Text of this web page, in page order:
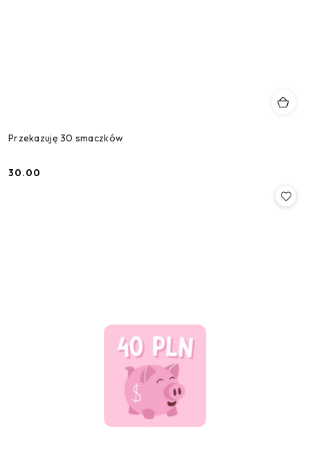
Przekazuję 30 smaczków
Cena:
30.00